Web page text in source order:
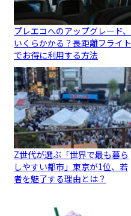
プレエコへのアップグレード、
いくらかかる？長距離フライト
でお得に利用する方法
Z世代が選ぶ「世界で最も暮ら
しやすい都市」東京が1位、若
者を魅了する理由とは？